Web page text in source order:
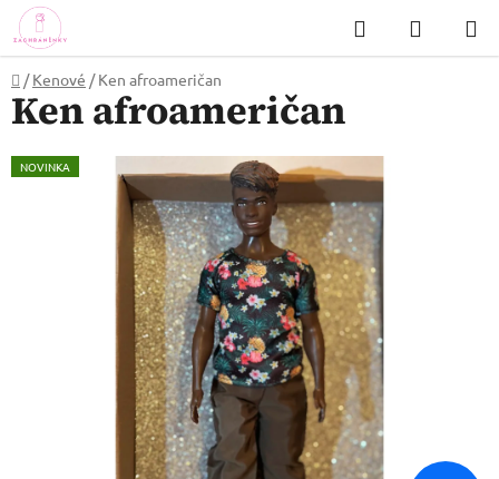
Přejít
na
obsah
Hledat
KOŠÍK
Domů
/ Kenové / Ken afroameričan
Ken afroameričan
NOVINKA